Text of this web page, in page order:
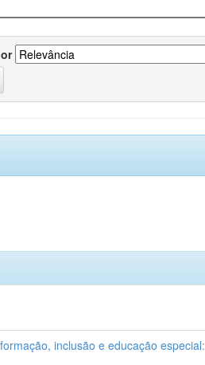
inclusão e educação